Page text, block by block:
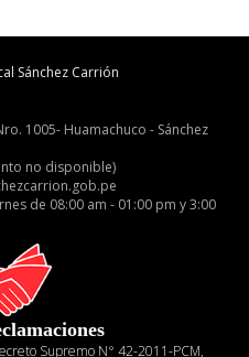
Sánchez Carrión
1005- Huamachuco - Sánchez
no disponible)
de 08:00 am - 01:00 pm y 3:00
Supremo N° 42-2011-PCM,